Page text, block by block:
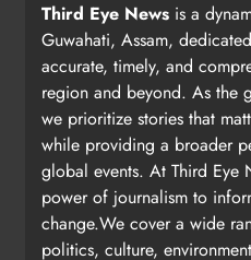
Third Eye News is a
Guwahati, Assam,
accurate, timely, and
region and beyond. As the
we prioritize stories that
while providing a broader
global events. At Third Eye
power of journalism to
change.We cover a wide
politics, culture,